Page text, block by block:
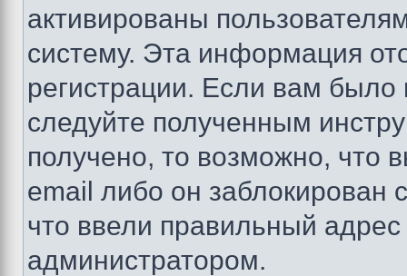
активированы
систему. Эта информация
регистрации. Если вам
следуйте полученным
получено, то возможно, что
email либо он
что ввели правильный адрес
администратором.